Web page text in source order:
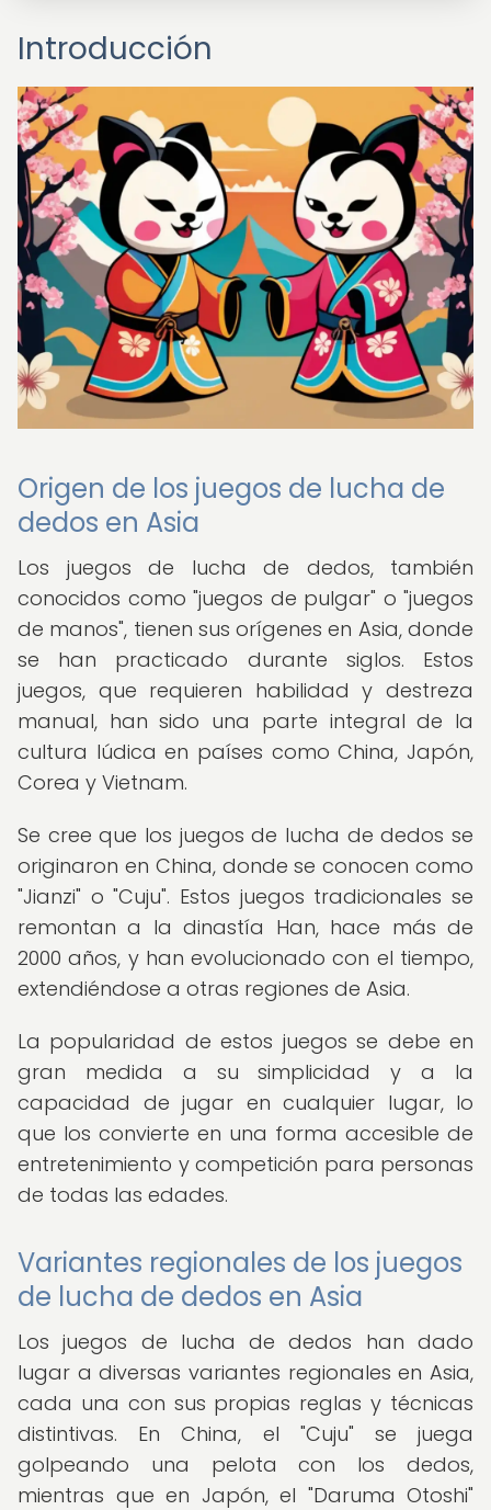
Introducción
Origen de los juegos de lucha de
dedos en Asia
Los juegos de lucha de dedos, también
conocidos como "juegos de pulgar" o "juegos
de manos", tienen sus orígenes en Asia, donde
se han practicado durante siglos. Estos
juegos, que requieren habilidad y destreza
manual, han sido una parte integral de la
cultura lúdica en países como China, Japón,
Corea y Vietnam.
Se cree que los juegos de lucha de dedos se
originaron en China, donde se conocen como
"Jianzi" o "Cuju". Estos juegos tradicionales se
remontan a la dinastía Han, hace más de
2000 años, y han evolucionado con el tiempo,
extendiéndose a otras regiones de Asia.
La popularidad de estos juegos se debe en
gran medida a su simplicidad y a la
capacidad de jugar en cualquier lugar, lo
que los convierte en una forma accesible de
entretenimiento y competición para personas
de todas las edades.
Variantes regionales de los juegos
de lucha de dedos en Asia
Los juegos de lucha de dedos han dado
lugar a diversas variantes regionales en Asia,
cada una con sus propias reglas y técnicas
distintivas. En China, el "Cuju" se juega
golpeando una pelota con los dedos,
mientras que en Japón, el "Daruma Otoshi"